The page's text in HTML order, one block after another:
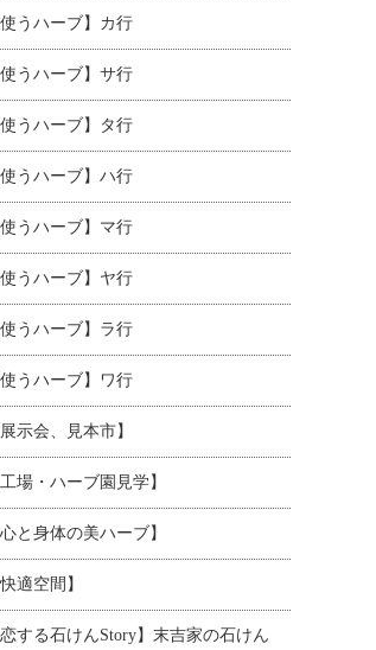
使うハーブ】カ行
使うハーブ】サ行
使うハーブ】タ行
使うハーブ】ハ行
使うハーブ】マ行
使うハーブ】ヤ行
使うハーブ】ラ行
使うハーブ】ワ行
展示会、見本市】
工場・ハーブ園見学】
心と身体の美ハーブ】
快適空間】
恋する石けんStory】末吉家の石けん